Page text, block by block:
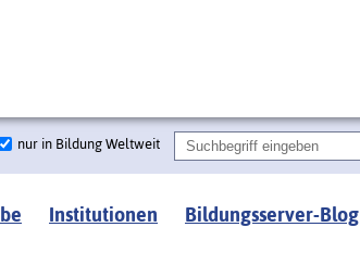
nur in Bildung Weltweit
Institutionen Bildungsserver-Blog